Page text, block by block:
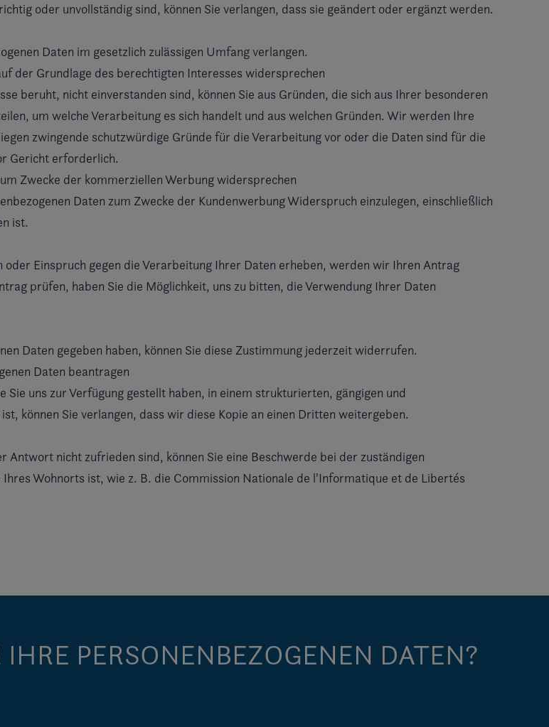
oder unvollständig sind, können Sie verlangen, dass sie geändert oder ergänzt werden.
Daten im gesetzlich zulässigen Umfang verlangen.
der Grundlage des berechtigten Interesses widersprechen
beruht, nicht einverstanden sind, können Sie aus Gründen, die sich aus Ihrer besonderen
um welche Verarbeitung es sich handelt und aus welchen Gründen. Wir werden Ihre
zwingende schutzwürdige Gründe für die Verarbeitung vor oder die Daten sind für die
Gericht erforderlich.
Zwecke der kommerziellen Werbung widersprechen
Daten zum Zwecke der Kundenwerbung Widerspruch einzulegen, einschließlich
ist.
Einspruch gegen die Verarbeitung Ihrer Daten erheben, werden wir Ihren Antrag
prüfen, haben Sie die Möglichkeit, uns zu bitten, die Verwendung Ihrer Daten
Daten gegeben haben, können Sie diese Zustimmung jederzeit widerrufen.
Daten beantragen
Sie uns zur Verfügung gestellt haben, in einem strukturierten, gängigen und
können Sie verlangen, dass wir diese Kopie an einen Dritten weitergeben.
Antwort nicht zufrieden sind, können Sie eine Beschwerde bei der zuständigen
Wohnorts ist, wie z. B. die Commission Nationale de l'Informatique et de Libertés
PERSONENBEZOGENEN DATEN?